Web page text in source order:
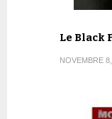
Le Black
NOVEMBRE